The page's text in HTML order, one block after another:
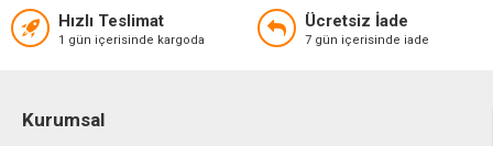
Hızlı Teslimat
1 gün içerisinde kargoda
Ücretsiz İade
7 gün içerisinde iade
Kurumsal